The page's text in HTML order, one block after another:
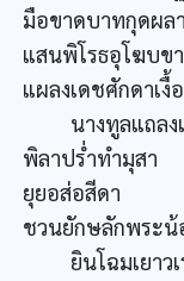
มือขาดบาทกุดผล
แสนพิโรธอุโฆบข
แผลงเดชศักดาเงื้อ
นางทูลแถลงเ
พิลาปร่ำทำมุสา
ยุยอส่อสีดา
ชวนยักษลักพระน้
ยินโฉมเยาวเ